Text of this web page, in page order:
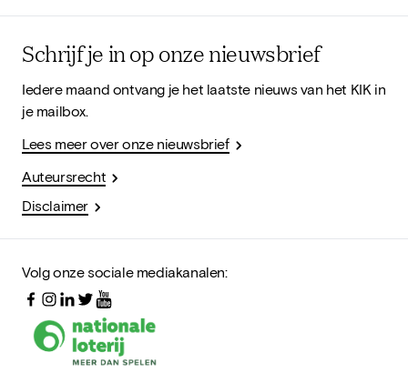
Schrijf je in op onze nieuwsbrief
Iedere maand ontvang je het laatste nieuws van het KIK in
je mailbox.
Lees meer over onze nieuwsbrief
Auteursrecht
Disclaimer
Volg onze sociale mediakanalen: